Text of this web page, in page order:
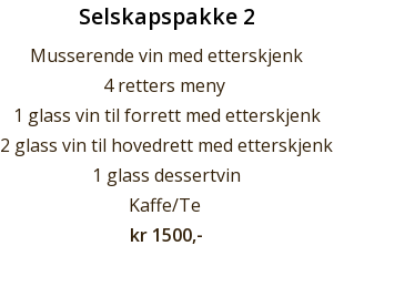
Selskapspakke 2
Musserende vin med etterskjenk
4 retters meny
1 glass vin til forrett med etterskjenk
2 glass vin til hovedrett med etterskjenk
1 glass dessertvin
Kaffe/Te
kr 1500,-